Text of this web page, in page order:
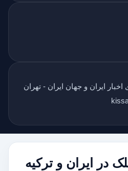
ایران و جهان ایران - تهران
در ایران و ترکیه